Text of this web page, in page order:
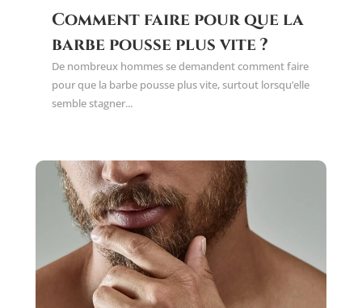
Comment faire pour que la
barbe pousse plus vite ?
De nombreux hommes se demandent comment faire
pour que la barbe pousse plus vite, surtout lorsqu’elle
semble stagner...